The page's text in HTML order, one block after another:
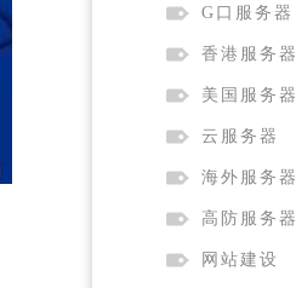
G口服务器
香港服务器
美国服务器
云服务器
海外服务器
高防服务器
网站建设